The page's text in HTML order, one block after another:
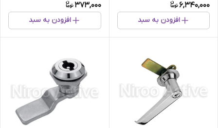
6,340,000
افزودن به سبد
373,000
افزودن به سبد